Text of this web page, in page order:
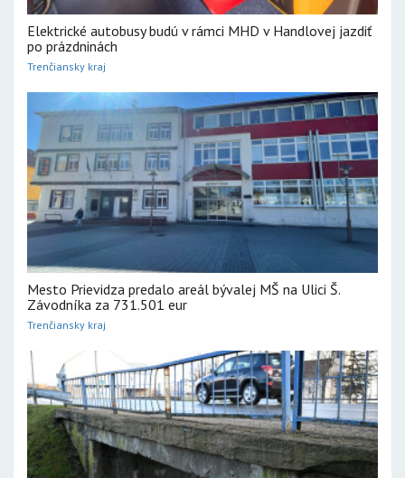
Elektrické autobusy budú v rámci MHD v Handlovej jazdiť
po prázdninách
Trenčiansky kraj
Mesto Prievidza predalo areál bývalej MŠ na Ulici Š.
Závodníka za 731.501 eur
Trenčiansky kraj